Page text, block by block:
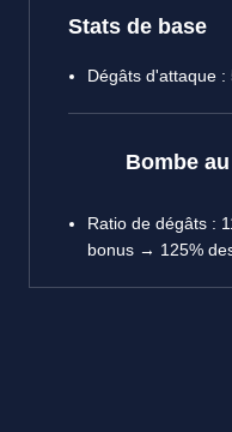
Stats de base
Dégâts d'attaque
Bombe
Ratio de dégâts :
bonus → 125%